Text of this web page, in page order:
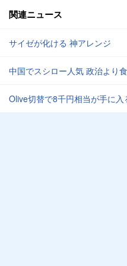
関連ニュース
サイゼが化ける 神アレンジ
中国でスシロー人気 政治より食
Olive切替で8千円相当が手に入